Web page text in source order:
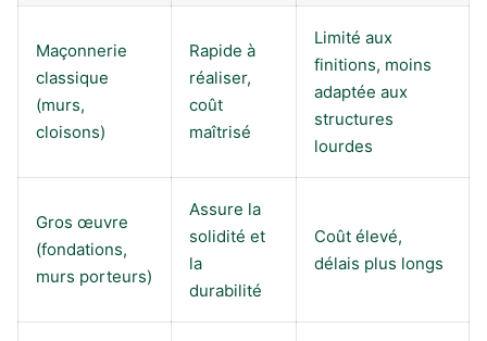
Maçonnerie
classique
(murs,
cloisons)
Rapide à
réaliser,
coût
maîtrisé
Limité aux
finitions, moins
adaptée aux
structures
lourdes
Gros œuvre
(fondations,
murs porteurs)
Assure la
solidité et
la
durabilité
Coût élevé,
délais plus longs